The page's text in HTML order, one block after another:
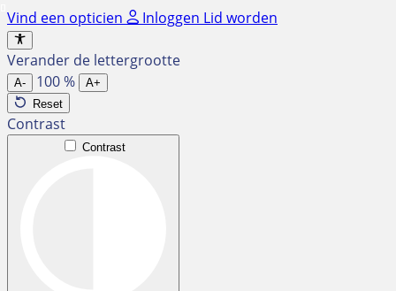
Ga
naar
de
inhoud
Vind een opticien Inloggen Lid worden
Verander de lettergrootte
A- 100%
A+
Reset
Contrast
Contrast